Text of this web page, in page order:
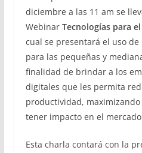
diciembre a las 11 am se
Webinar Tecnologías para
cual se presentará el uso
para las pequeñas y
finalidad de brindar a los
digitales que les permita
productividad,
tener impacto en el
Esta charla contará con la